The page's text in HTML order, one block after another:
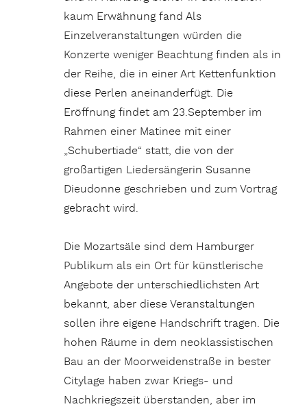
kaum Erwähnung fand Als
Einzelveranstaltungen würden die
Konzerte weniger Beachtung finden als in
der Reihe, die in einer Art Kettenfunktion
diese Perlen aneinanderfügt. Die
Eröffnung findet am 23.September im
Rahmen einer Matinee mit einer
„Schubertiade“ statt, die von der
großartigen Liedersängerin Susanne
Dieudonne geschrieben und zum Vortrag
gebracht wird.
Die Mozartsäle sind dem Hamburger
Publikum als ein Ort für künstlerische
Angebote der unterschiedlichsten Art
bekannt, aber diese Veranstaltungen
sollen ihre eigene Handschrift tragen. Die
hohen Räume in dem neoklassistischen
Bau an der Moorweidenstraße in bester
Citylage haben zwar Kriegs- und
Nachkriegszeit überstanden, aber im